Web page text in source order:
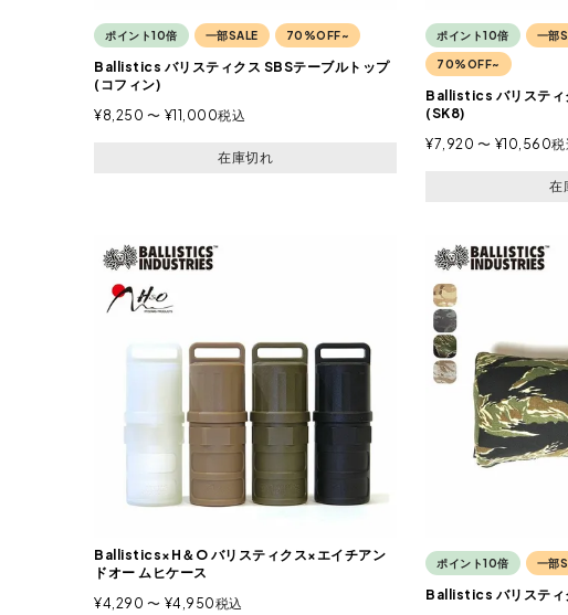
ポイント10倍 一部SALE 70%OFF~
Ballistics バリスティクス SBSテーブルトップ
(コフィン)
¥8,250 〜 ¥11,000税込
在庫切れ
ポイント10倍 一部
70%OFF~
Ballistics バリスティ
(SK8)
¥7,920 〜 ¥10,560税
在
Ballistics×H＆O バリスティクス×エイチアン
ドオー ムヒケース
¥4,290 〜 ¥4,950税込
ポイント10倍 一部
Ballistics バリスティ